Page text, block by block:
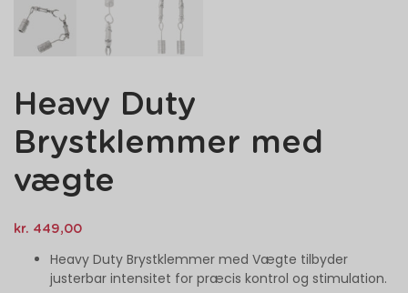
Heavy Duty
Brystklemmer med
vægte
kr. 449,00
Heavy Duty Brystklemmer med Vægte tilbyder
justerbar intensitet for præcis kontrol og stimulation.